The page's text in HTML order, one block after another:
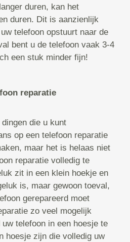
duren, kan het
duren. Dit is aanzienlijk
telefoon opstuurt naar de
bent u de telefoon vaak 3-4
een stuk minder fijn!
reparatie
die u kunt
op een telefoon reparatie
maar het is helaas niet
reparatie volledig te
zit in een klein hoekje en
is, maar gewoon toeval,
gerepareerd moet
zo veel mogelijk
telefoon in een hoesje te
hoesje zijn die volledig uw